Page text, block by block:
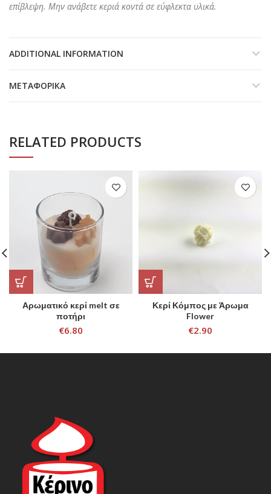
επίβλεψη. Μην ανάβετε κεριά κοντά σε εύφλεκτα υλικά.
ADDITIONAL INFORMATION
ΜΕΤΑΦΟΡΙΚΆ
RELATED PRODUCTS
Αρωματικό κερί melt σε
ποτήρι
€6.80
Κερί Κόμπος με Άρωμα
Flower
€2.90